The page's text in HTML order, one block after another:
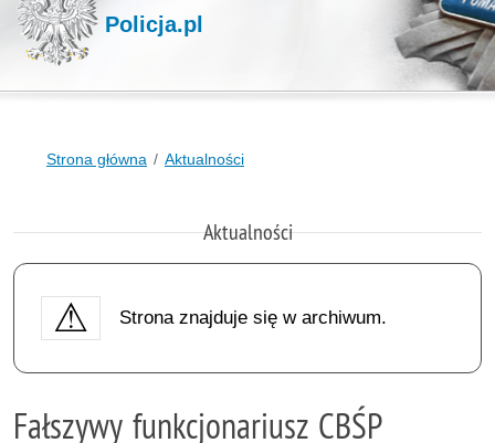
Policja.pl
Strona główna Aktualności
Aktualności
Strona znajduje się w archiwum.
Fałszywy funkcjonariusz CBŚP